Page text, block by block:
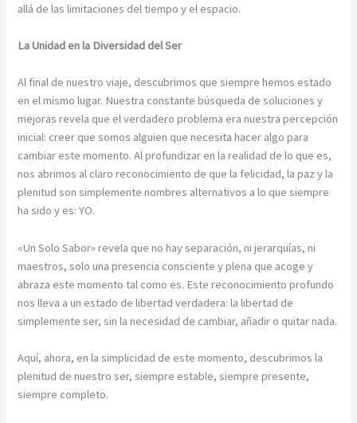
allá de las limitaciones del tiempo y el espacio.
La Unidad en la Diversidad del Ser
Al final de nuestro viaje, descubrimos que siempre hemos estado
en el mismo lugar. Nuestra constante búsqueda de soluciones y
mejoras revela que el verdadero problema era nuestra percepción
inicial: creer que somos alguien que necesita hacer algo para
cambiar este momento. Al profundizar en la realidad de lo que es,
nos abrimos al claro reconocimiento de que la felicidad, la paz y la
plenitud son simplemente nombres alternativos a lo que siempre
ha sido y es: YO.
«Un Solo Sabor» revela que no hay separación, ni jerarquías, ni
maestros, solo una presencia consciente y plena que acoge y
abraza este momento tal como es. Este reconocimiento profundo
nos lleva a un estado de libertad verdadera: la libertad de
simplemente ser, sin la necesidad de cambiar, añadir o quitar nada.
Aquí, ahora, en la simplicidad de este momento, descubrimos la
plenitud de nuestro ser, siempre estable, siempre presente,
siempre completo.